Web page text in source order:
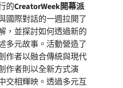
的CreatorWeek開幕派
國際對話的一週拉開了
，並探討如何透過新的
多元故事。活動營造了
作者以融合傳統與現代
作者則以全新方式演
交相輝映。透過多元互